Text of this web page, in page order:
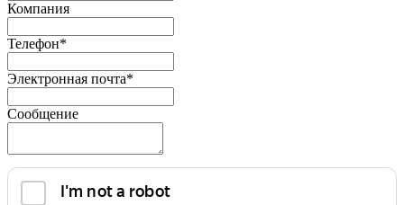
Компания
Телефон*
Электронная почта*
Сообщение